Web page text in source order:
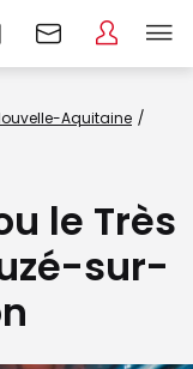
Aquitaine
le Très
sur-